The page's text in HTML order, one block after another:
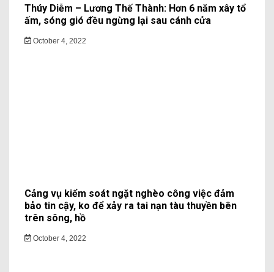
Thúy Diễm – Lương Thế Thành: Hơn 6 năm xây tổ
ấm, sóng gió đều ngừng lại sau cánh cửa
October 4, 2022
Cảng vụ kiểm soát ngặt nghèo công việc đảm
bảo tin cậy, ko để xảy ra tai nạn tàu thuyền bên
trên sông, hồ
October 4, 2022